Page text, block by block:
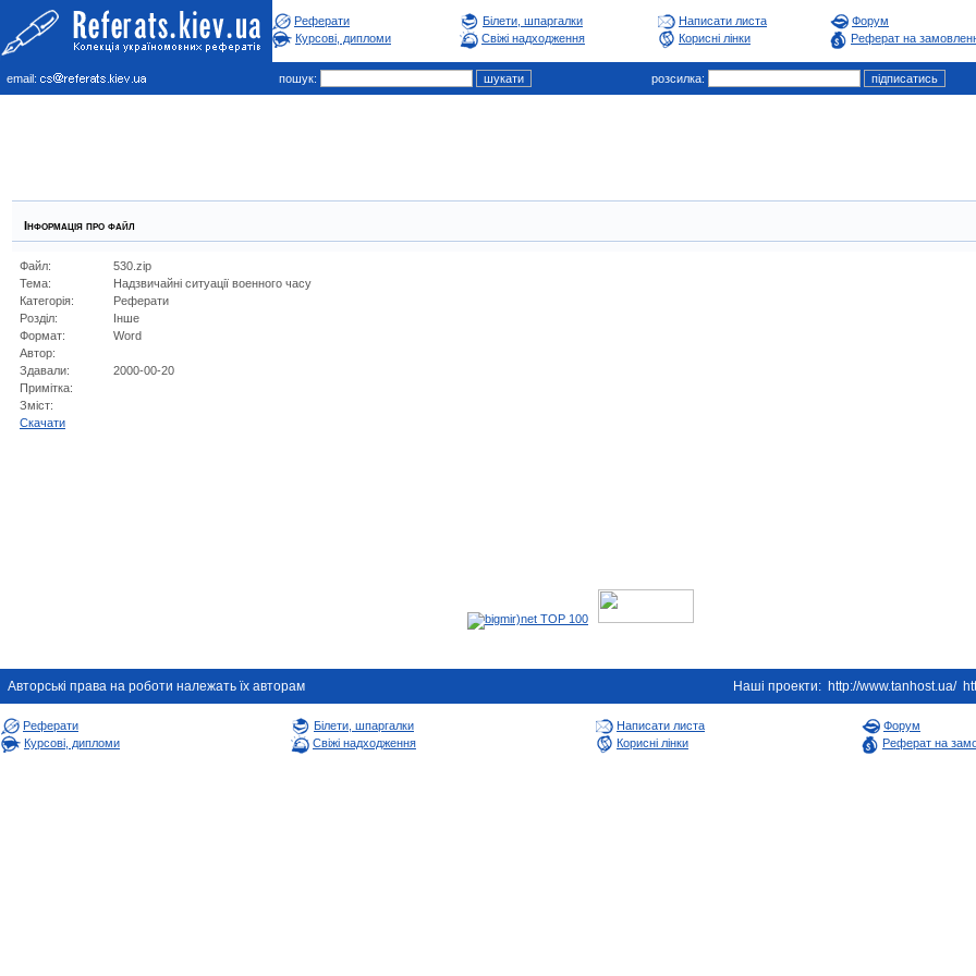
Реферати Білети, шпаргалки Написати листа
Форум
Курсові, дипломи
Свіжі надходження Корисні лінки Реферат на
email: пошук: розсилка:
Інформація про файл
Файл:
530.zip
Тема:
Надзвичайні ситуації военного часу
Категорія:
Реферати
Розділ:
Інше
Формат:
Word
Автор:
Здавали:
2000-00-20
Примітка:
Зміст:
Cкачати
Авторськi права на роботи належать їх авторам Наші проекти: http://www.tanhost.ua/
Реферати Білети, шпаргалки Написати листа
Форум
Курсові, дипломи
Свіжі надходження Корисні лінки Реферат на